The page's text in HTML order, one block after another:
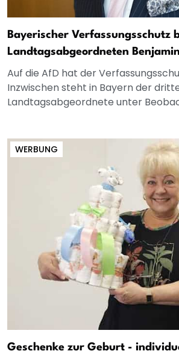
Bayerischer Verfassungsschutz
Landtagsabgeordneten
Auf die AfD hat der
Inzwischen steht in Bayern der
Landtagsabgeordnete unter
WERBUNG
Geschenke zur Geburt -